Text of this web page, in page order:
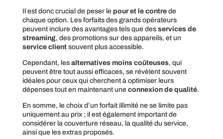
Il est donc crucial de peser le pour et le contrede
chaque option. Les forfaits des grands opérateurs
peuvent inclure des avantages tels que des services de
streaming, des promotions sur des appareils, et un
service clientsouvent plus accessible.
Cependant, les alternatives moins coûteuses, qui
peuvent être tout aussi efficaces, se révèlent souvent
idéales pour ceux qui cherchent à optimiser leurs
dépenses tout en maintenant une connexion de qualité.
En somme, le choix d’un forfait illimité ne se limite pas
uniquement au prix ; il est également important de
considérer la couverture réseau, la qualité du service,
ainsi que les extras proposés.